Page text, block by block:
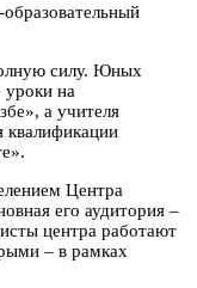
силу. Юных
уроки на
а учителя
квалификации
Центра
его аудитория –
центра работают
– в рамках